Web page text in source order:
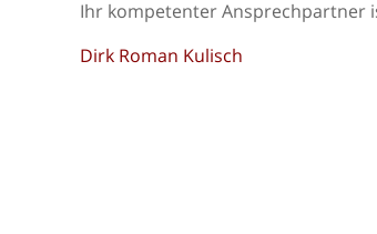
Ihr kompetenter Ansprechpartner
Dirk Roman Kulisch